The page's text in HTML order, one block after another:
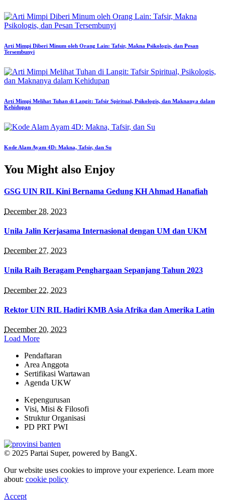
Arti Mimpi Diberi Minum oleh Orang Lain: Tafsir, Makna Psikologis, dan Pesan
Tersembunyi
Arti Mimpi Melihat Tuhan di Langit: Tafsir Spiritual, Psikologis, dan Maknanya dalam
Kehidupan
Kode Alam Ayam 4D: Makna, Tafsir, dan Su
You Might also Enjoy
GSG UIN RIL Kini Bernama Gedung KH Ahmad Hanafiah
December 28, 2023
Unila Jalin Kerjasama Internasional dengan UM dan UKM
December 27, 2023
Unila Raih Beragam Penghargaan Sepanjang Tahun 2023
December 22, 2023
Rektor UIN RIL Hadiri KMB Asia Afrika dan Amerika Latin
December 20, 2023
Load More
Pendaftaran
Area Anggota
Sertifikasi Wartawan
Agenda UKW
Kepengurusan
Visi, Misi & Filosofi
Struktur Organisasi
PD PRT PWI
© 2025 Partai Super, powered by BangX.
Our website uses cookies to improve your experience. Learn more
about: cookie policy
Accept